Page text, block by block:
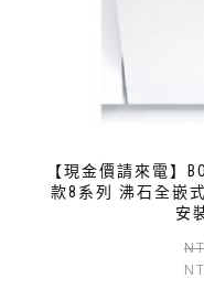
【現金價請來電】
款8系列 沸石全嵌
安